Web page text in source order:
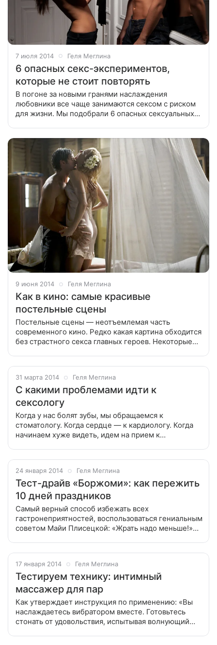
7 июля 2014 Геля Меглина
6 опасных секс-экспериментов,
которые не стоит повторять
В погоне за новыми гранями наслаждения
любовники все чаще занимаются сексом с риском
для жизни. Мы подобрали 6 опасных сексуальных
9 июня 2014 Геля Меглина
Как в кино: самые красивые
постельные сцены
Постельные сцены — неотъемлемая часть
современного кино. Редко какая картина обходится
без страстного секса главных героев. Некоторые
31 марта 2014 Геля Меглина
С какими проблемами идти к
сексологу
Когда у нас болят зубы, мы обращаемся к
стоматологу. Когда сердце — к кардиологу. Когда
начинаем хуже видеть, идем на прием к
24 января 2014 Геля Меглина
Тест-драйв «Боржоми»: как пережить
10 дней праздников
Самый верный способ избежать всех
гастронеприятностей, воспользоваться гениальным
советом Майи Плисецкой: «Жрать надо меньше!»
17 января 2014 Геля Меглина
Тестируем технику: интимный
массажер для пар
Как утверждает инструкция по применению: «Вы
наслаждаетесь вибратором вместе. Готовьтесь
стонать от удовольствия, испытывая волнующий